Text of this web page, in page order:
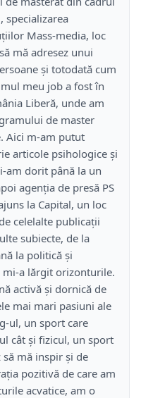
specializarea
Mass-media, loc
mă adresez unui
și totodată cum
meu job a fost în
Liberă, unde am
de master
Aici m-am putut
articole psihologice și
am dorit până la un
agenția de presă PS
la Capital, un loc
celelalte publicații
subiecte, de la
la politică și
mi-a lărgit orizonturile.
activă și dornică de
mai mari pasiuni ale
ul, un sport care
cât și fizicul, un sport
să mă inspir și de
pozitivă de care am
acvatice, am o